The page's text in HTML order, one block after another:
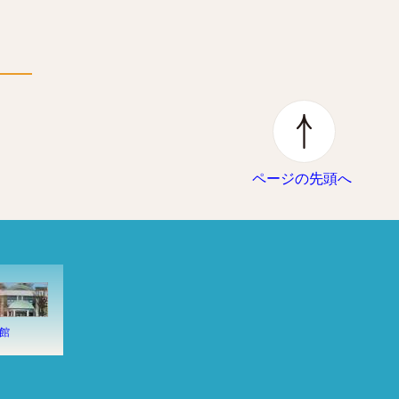
ページの先頭へ